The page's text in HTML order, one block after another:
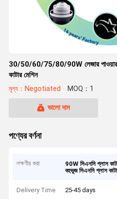
30/50/60/75/80/90W লেজার পাওয়ার
কাটার মেশিন
মূল্য：Negotiated MOQ：1
ভালো দাম
পণ্যের বর্ণনা
লক্ষণীয় করা 90W সিএনসি গ্লাস
বহুভুজ সিএনসি গ্লাস
Delivery Time 25-45 days